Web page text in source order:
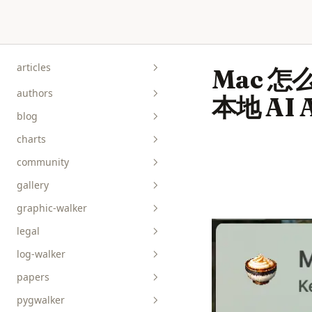
articles
authors
blog
charts
community
gallery
bar__box__rect
line__area
pie__tick__other
scatterplot__heatmap
graphic-walker
api-reference
data-viz
guides
legal
log-walker
papers
pygwalker
Mac 怎
本地 AI